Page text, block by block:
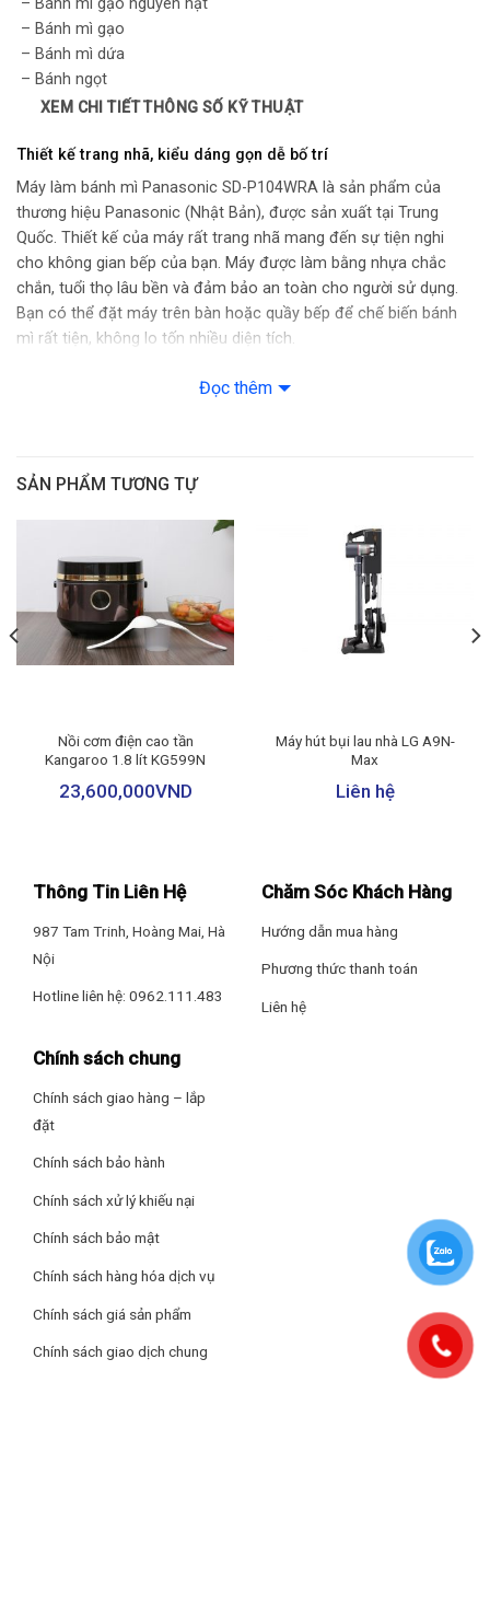
– Bánh mì gạo
– Bánh mì dứa
– Bánh ngọt
– Sô cô la
– Nhào bột làm pizza
– Nhào bột làm vỏ bánh bao
Hẹn Giờ: Tối đa 13 tiếng
Bảng Điều Khiển: Nút nhấn
Màn Hình Hiển Thị: Có
Hãng Sản Xuất: Panasonic
Sản Xuất Tại: Trung Quốc
XEM CHI TIẾT THÔNG SỐ KỸ THUẬT
Thiết kế trang nhã, kiểu dáng gọn dễ bố trí
Máy làm bánh mì Panasonic SD-P104WRA là sản phẩm của
thương hiệu Panasonic (Nhật Bản), được sản xuất tại Trung
Quốc. Thiết kế của máy rất trang nhã mang đến sự tiện nghi
cho không gian bếp của bạn. Máy được làm bằng nhựa chắc
chắn, tuổi thọ lâu bền và đảm bảo an toàn cho người sử dụng.
Bạn có thể đặt máy trên bàn hoặc quầy bếp để chế biến bánh
mì rất tiện, không lo tốn nhiều diện tích.
Máy làm bánh mì Panasonic SD-P104WRA
thường, bánh mì nhanh, bánh mì mềm, bánh mì Pháp, bánh mì
nguyên cám, bánh mì gạo nguyên hạt, bánh mì gạo, bánh mì
dứa, bánh ngọt, Socola, nhào bột làm bánh mì, nhào bột làm
Đọc thêm
SẢN PHẨM TƯƠNG TỰ
Nồi cơm điện cao tần
Kangaroo 1.8 lít KG599N
23,600,000VND
Máy hút bụi lau nhà LG A9N-
Max
Liên hệ
Thông Tin Liên Hệ
987 Tam Trinh, Hoàng Mai, Hà
Nội
Hotline liên hệ: 0962.111.483
Chăm Sóc Khách Hàng
Hướng dẫn mua hàng
Phương thức thanh toán
Liên hệ
Chính sách chung
Chính sách giao hàng – lắp
đặt
Chính sách bảo hành
Chính sách xử lý khiếu nại
Chính sách bảo mật
Chính sách hàng hóa dịch vụ
Chính sách giá sản phẩm
Chính sách giao dịch chung